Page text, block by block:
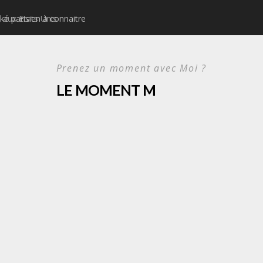
parisien à connaitre
Prenez un moment avec Moi ?
LE MOMENT M